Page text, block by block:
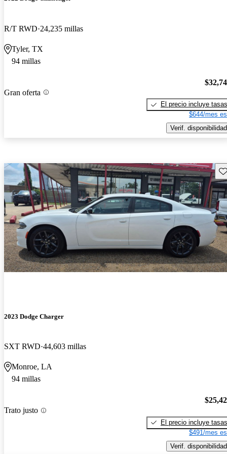
R/T RWD 24,235 millas
Tyler, TX
94 millas
Gran oferta
El precio incluye tasas
$644/mes
Verif. disponibilidad
2023 Dodge Charger
SXT RWD 44,603 millas
Monroe, LA
94 millas
Trato justo
El precio incluye tasas
$491/mes
Verif. disponibilidad